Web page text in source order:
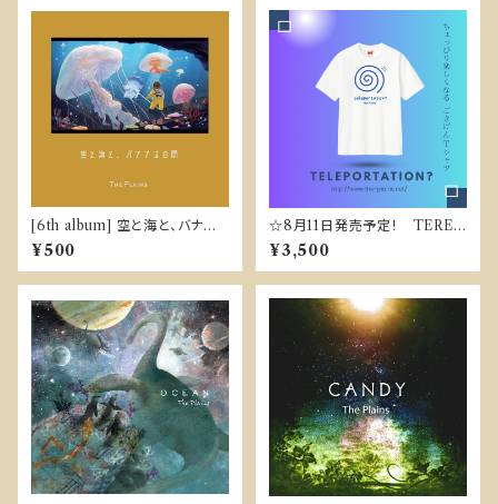
[6th album] 空と海と、バナナ
は合間
¥500
☆8月11日発売予定！ TEREP
ORTATION-Tシャツ
¥3,500